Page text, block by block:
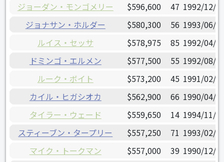
ジョーダン・モンゴメリー
$596,600 47 1992/12/
ジョナサン・ホルダー
$580,300 56 1993/06/
ルイス・セッサ
$578,975 85 1992/04/
ドミンゴ・エルメン
$577,500 55 1992/08/
ルーク・ボイト
$573,200 45 1991/02/
カイル・ヒガシオカ
$562,900 66 1990/04/
タイラー・ウェード
$559,650 14 1994/11/
スティーブン・タープリー
$557,250 71 1993/02/
マイク・トークマン
$557,000 39 1990/12/